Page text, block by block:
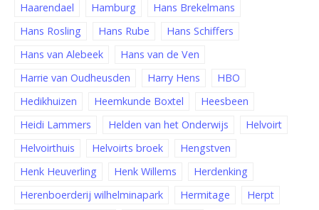
Haarendael
Hamburg
Hans Brekelmans
Hans Rosling
Hans Rube
Hans Schiffers
Hans van Alebeek
Hans van de Ven
Harrie van Oudheusden
Harry Hens
HBO
Hedikhuizen
Heemkunde Boxtel
Heesbeen
Heidi Lammers
Helden van het Onderwijs
Helvoirt
Helvoirthuis
Helvoirts broek
Hengstven
Henk Heuverling
Henk Willems
Herdenking
Herenboerderij wilhelminapark
Hermitage
Herpt